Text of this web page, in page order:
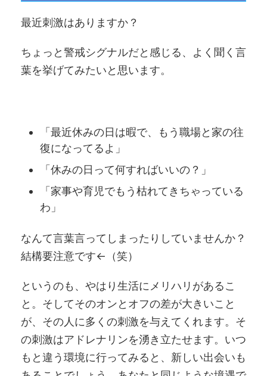
最近刺激はありますか？
ちょっと警戒シグナルだと感じる、よく聞く言
葉を挙げてみたいと思います。
「最近休みの日は暇で、もう職場と家の往
復になってるよ」
「休みの日って何すればいいの？」
「家事や育児でもう枯れてきちゃっている
わ」
なんて言葉言ってしまったりしていませんか？
結構要注意です←（笑）
というのも、やはり生活にメリハリがあるこ
と。そしてそのオンとオフの差が大きいこと
が、その人に多くの刺激を与えてくれます。そ
の刺激はアドレナリンを湧き立たせます。いつ
もと違う環境に行ってみると、新しい出会いも